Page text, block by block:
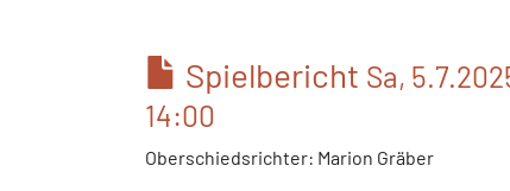
Spielbericht Sa,
14:00
Oberschiedsrichter: Marion Gräber